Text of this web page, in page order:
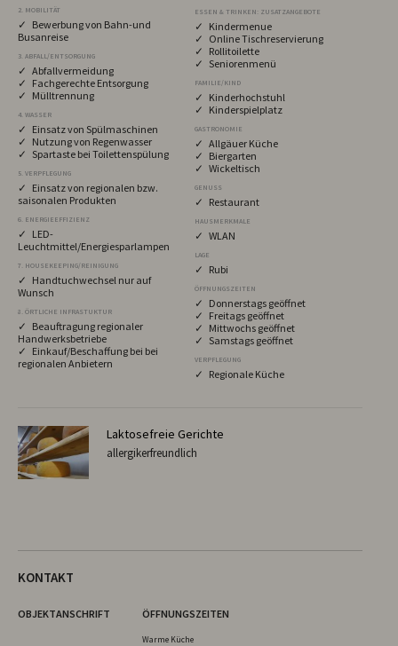
2. MOBILITÄT
✓ Bewerbung von Bahn-und
Busanreise
3. ABFALL/ENTSORGUNG
✓ Abfallvermeidung
✓ Fachgerechte Entsorgung
✓ Mülltrennung
4. WASSER
✓ Einsatz von Spülmaschinen
✓ Nutzung von Regenwasser
✓ Spartaste bei Toilettenspülung
5. VERPFLEGUNG
✓ Einsatz von regionalen bzw.
saisonalen Produkten
6. ENERGIEEFFIZIENZ
✓ LED-
Leuchtmittel/Energiesparlampen
7. HOUSEKEEPING/REINIGUNG
✓ Handtuchwechsel nur auf
Wunsch
8. ÖRTLICHE INFRASTUKTUR
✓ Beauftragung regionaler
Handwerksbetriebe
✓ Einkauf/Beschaffung bei bei
regionalen Anbietern
ESSEN & TRINKEN: ZUSATZANGEBOTE
✓ Kindermenue
✓ Online Tischreservierung
✓ Rollitoilette
✓ Seniorenmenü
FAMILIE/KIND
✓ Kinderhochstuhl
✓ Kinderspielplatz
GASTRONOMIE
✓ Allgäuer Küche
✓ Biergarten
✓ Wickeltisch
GENUSS
✓ Restaurant
HAUSMERKMALE
✓ WLAN
LAGE
✓ Rubi
ÖFFNUNGSZEITEN
✓ Donnerstags geöffnet
✓ Freitags geöffnet
✓ Mittwochs geöffnet
✓ Samstags geöffnet
VERPFLEGUNG
✓ Regionale Küche
Laktosefreie Gerichte
allergikerfreundlich
KONTAKT
OBJEKTANSCHRIFT ÖFFNUNGSZEITEN
Warme Küche